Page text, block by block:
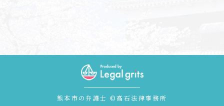
熊本市の弁護士 ©高石法律事務所